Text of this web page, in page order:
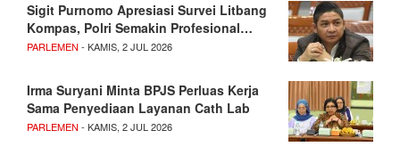
Sigit Purnomo Apresiasi Survei Litbang
Kompas, Polri Semakin Profesional…
PARLEMEN - KAMIS, 2 JUL 2026
Irma Suryani Minta BPJS Perluas Kerja
Sama Penyediaan Layanan Cath Lab
PARLEMEN - KAMIS, 2 JUL 2026